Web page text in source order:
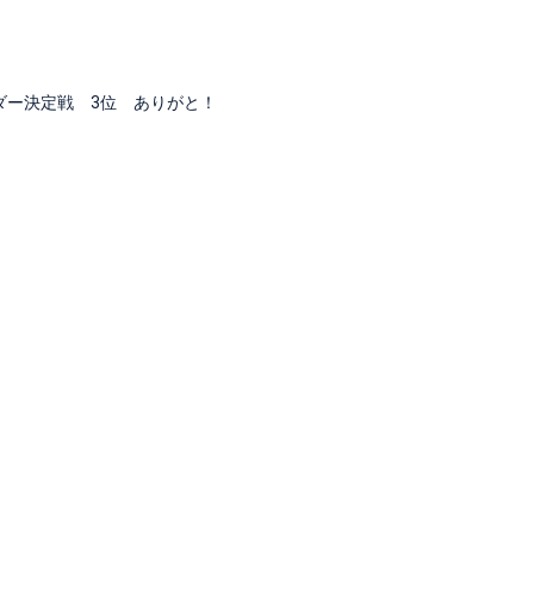
ー決定戦 3位 ありがと！